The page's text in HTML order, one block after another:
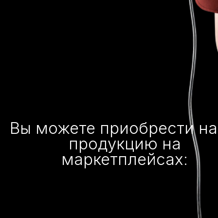
Вы можете приобрести
продукцию на
маркетплейсах: